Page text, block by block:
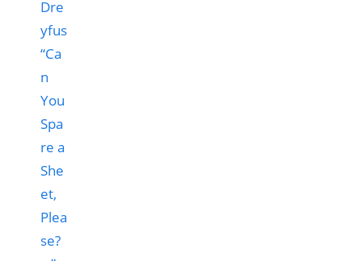
“Ca
n
You
Spa
re a
She
et,
Plea
se?